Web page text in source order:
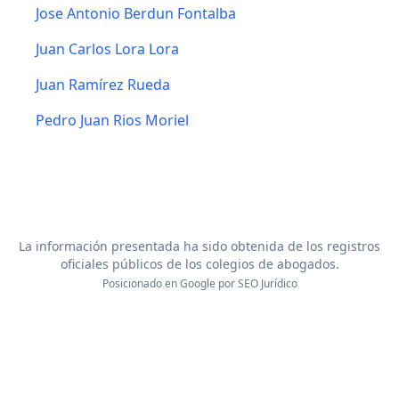
Jose Antonio Berdun Fontalba
Juan Carlos Lora Lora
Juan Ramírez Rueda
Pedro Juan Rios Moriel
La información presentada ha sido obtenida de los registros
oficiales públicos de los colegios de abogados.
Posicionado en Google porSEO Jurídico